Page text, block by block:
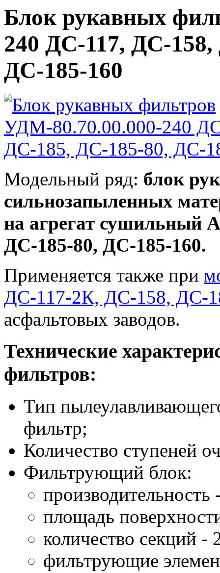
Блок рукавных
240 ДС-117, ДС-
ДС-185-160
Модельный ряд: блок
сильнозапыленных
на агрегат сушильный
ДС-185-80, ДС-185-160.
Применяется также при
ДС-117-2К, ДС-158, ДС-
асфальтовых заводов.
Технические
фильтров:
Тип
фильтр;
Количество ступеней
Фильтрующий блок:
площадь
количество секций -
фильтрующие